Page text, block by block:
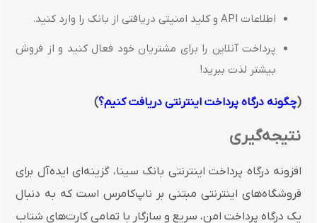
اطلاعات API و کلید امنیتی دریافتی از بانک را وارد کنید.
پرداخت آنلاین را برای مشتریان خود فعال کنید و از فروش
بیشتر لذت ببرید!
(چگونه درگاه پرداخت اینترنتی دریافت کنیم؟)
نتیجه‌گیری
افزونه درگاه پرداخت اینترنتی بانک سینا، گزینه‌ای ایده‌آل برای
فروشگاه‌های اینترنتی مبتنی بر ناپ‌کامرس است که به دنبال
یک درگاه پرداخت امن، سریع و سازگار با تمامی کارت‌های شتاب